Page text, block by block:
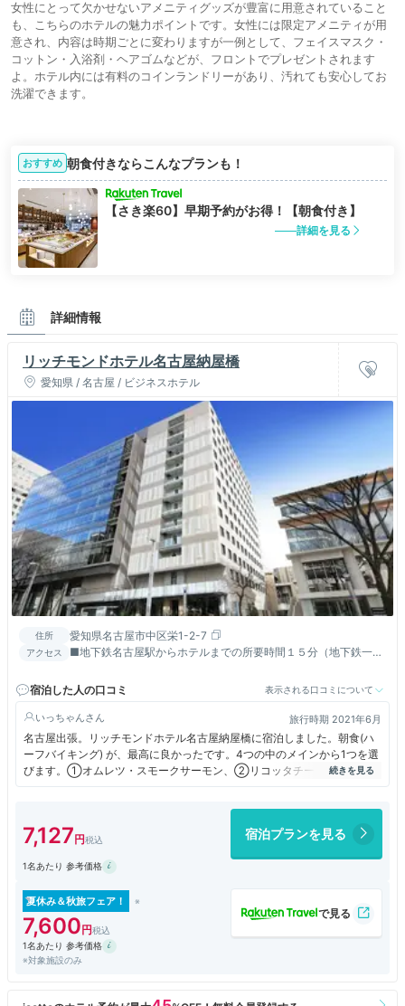
女性にとって欠かせないアメニティグッズが豊富に用意されていること
も、こちらのホテルの魅力ポイントです。女性には限定アメニティが用
意され、内容は時期ごとに変わりますが一例として、フェイスマスク・
コットン・入浴剤・ヘアゴムなどが、フロントでプレゼントされます
よ。ホテル内には有料のコインランドリーがあり、汚れても安心してお
洗濯できます。
おすすめ 朝食付きならこんなプランも！
【さき楽60】早期予約がお得！【朝食付き】
詳細を見る
詳細情報
リッチモンドホテル名古屋納屋橋
愛知県 / 名古屋 / ビジネスホテル
住所 愛知県名古屋市中区栄1-2-7
アクセス
■地下鉄名古屋駅からホテルまでの所要時間１５分（地下鉄一
宿泊した人の口コミ
表示される口コミについて
いっちゃん 旅行時期 2021年6月
名古屋出張。リッチモンドホテル名古屋納屋橋に宿泊しました。朝食(ハ
ーフバイキング) が、最高に良かったです。4つの中のメインから1つを選
びます。①オムレツ・スモークサーモン、②リコッタチーズのパンケー
キ、③小倉トースト、④和定食僕はパンケーキを選びました。メイン
もっと豪華なホテルの朝食バイキングもありますが、朝ごはんはこれで大
満足です。
7,127 宿泊プランを見る
1名あたり 参考価格
夏休み＆秋旅フェア！
7,600
1名あたり 参考価格
※対象施設のみ